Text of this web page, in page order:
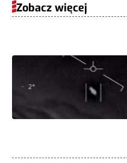
Zobacz więcej